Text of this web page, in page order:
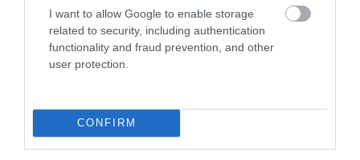
I want to allow Google to enable storage
related to security, including authentication
functionality and fraud prevention, and other
user protection.
CONFIRM
KI NEM TALÁLJA MIK ÉRKEZNEK MEGINT: GRIPENEK!
2024. március 19| Környék ügye
Az MH vitéz Szentgyörgyi Dezső 101. Repülődandár hivatalaos